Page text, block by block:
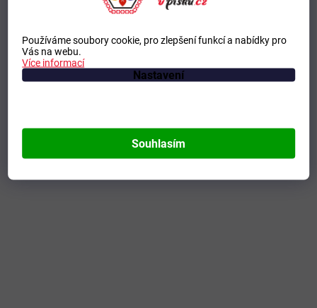
Používáme soubory cookie, pro zlepšení funkcí a nabídky pro
Vás na webu.
Více informací
Nastavení
Souhlasím